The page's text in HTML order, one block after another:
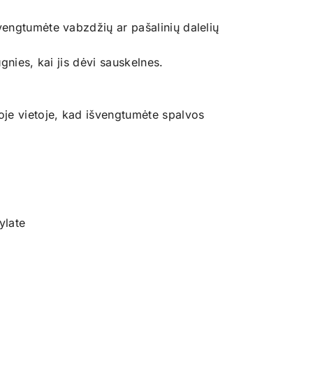
vabzdžių ar pašalinių dalelių
kai jis dėvi sauskelnes.
vietoje, kad išvengtumėte spalvos